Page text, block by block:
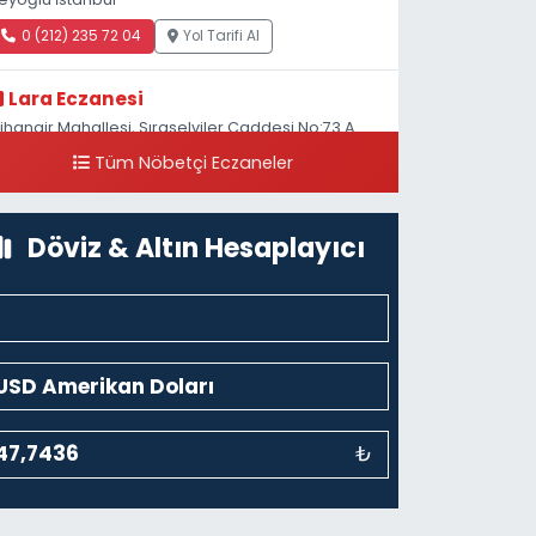
0 (212) 235 72 04 Yol Tarifi Al
Lara Eczanesi
Mahallesi, Sıraselviler Caddesi No:73 A
Tüm Nöbetçi Eczaneler
Döviz & Altın Hesaplayıcı
₺